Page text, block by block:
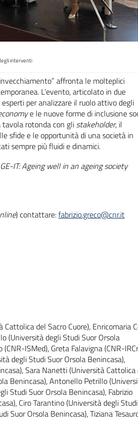
interventi
affronta le molteplici
L’evento, articolato in due
per analizzare il ruolo attivo degli
e le nuove forme di inclusione
tavola rotonda con gli stakeholder, il
sfide e le opportunità di una società in
sempre più fluidi e dinamici.
IT: Ageing well in an ageing society
) contattare:fabrizio.greco@cnr.it
del Sacro Cuore), Enricomaria
(Università degli Studi Suor Orsola
ISMed), Greta Falavigna (CNR-
degli Studi Suor Orsola Benincasa),
Sara Nanetti (Università Cattolica
Benincasa), Antonello Petrillo
Studi Suor Orsola Benincasa), Fabrizio
Ciro Tarantino (Università degli Studi
Suor Orsola Benincasa), Tiziana